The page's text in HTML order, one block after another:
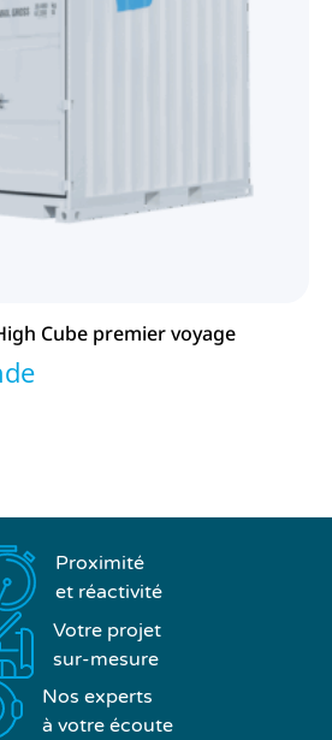
Cube premier voyage
Proximité
et réactivité
Votre projet
sur-mesure
Nos experts
à votre écoute